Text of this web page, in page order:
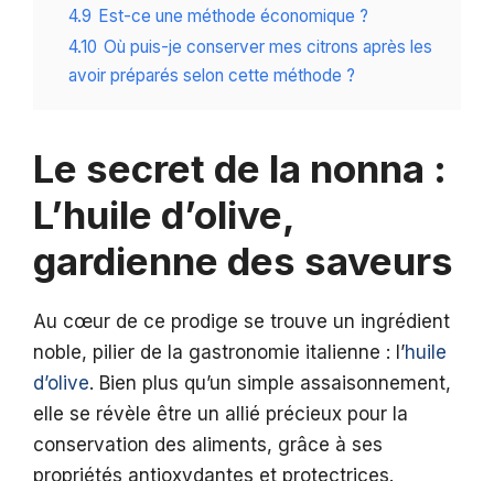
4.9 Est-ce une méthode économique ?
4.10 Où puis-je conserver mes citrons après les
avoir préparés selon cette méthode ?
Le secret de la nonna :
L’huile d’olive,
gardienne des saveurs
Au cœur de ce prodige se trouve un ingrédient
noble, pilier de la gastronomie italienne : l’huile
d’olive. Bien plus qu’un simple assaisonnement,
elle se révèle être un allié précieux pour la
conservation des aliments, grâce à ses
propriétés antioxydantes et protectrices.